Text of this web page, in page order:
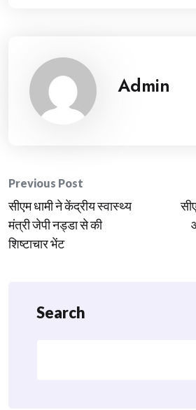
Admin
Post
navigation
Previous Post
सीएम धामी ने केंद्रीय स्वास्थ्य
मंत्री जेपी नड्डा से की
शिष्टाचार भेंट
Search